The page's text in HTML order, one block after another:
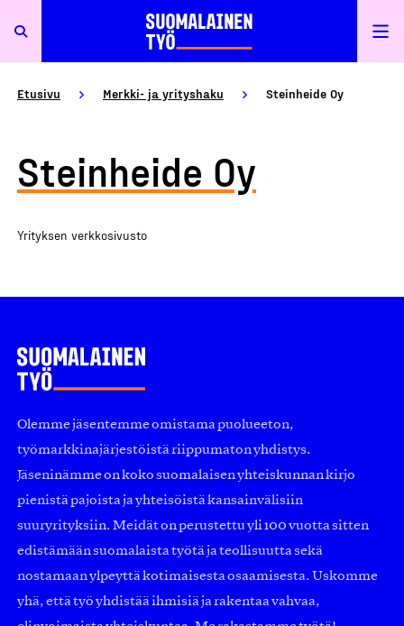
Etusivu Merkki- ja yrityshaku Steinheide Oy
Steinheide Oy
Yrityksen verkkosivusto
Olemme jäsentemme omistama puolueeton,
työmarkkinajärjestöistä riippumaton yhdistys.
Jäseninämme on koko suomalaisen yhteiskunnan kirjo
pienistä pajoista ja yhteisöistä kansainvälisiin
suuryrityksiin. Meidät on perustettu yli 100 vuotta sitten
edistämään suomalaista työtä ja teollisuutta sekä
nostamaan ylpeyttä kotimaisesta osaamisesta. Uskomme
yhä, että työ yhdistää ihmisiä ja rakentaa vahvaa,